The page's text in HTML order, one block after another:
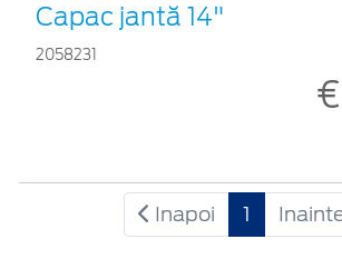
Capac jantă 14"
2058231
Inapoi 1